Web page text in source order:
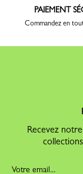
PAIEMENT
Commandez en
Recevez